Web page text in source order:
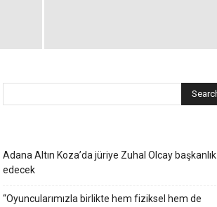
Adana Altın Koza’da jüriye Zuhal Olcay başkanlık
edecek
“Oyuncularımızla birlikte hem fiziksel hem de